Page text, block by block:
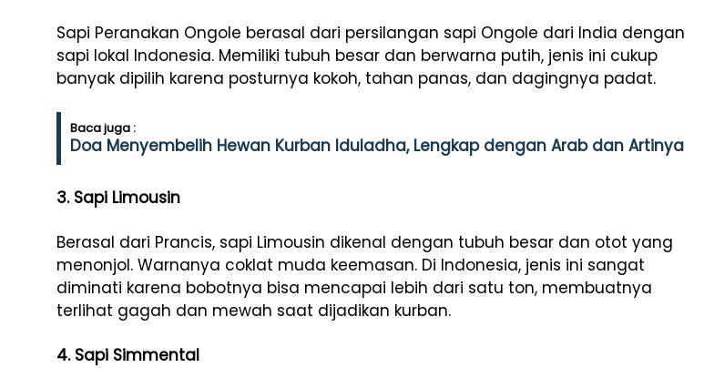
Sapi Peranakan Ongole berasal dari persilangan sapi Ongole dari India dengan
sapi lokal Indonesia. Memiliki tubuh besar dan berwarna putih, jenis ini cukup
banyak dipilih karena posturnya kokoh, tahan panas, dan dagingnya padat.
Baca juga :
Doa Menyembelih Hewan Kurban Iduladha, Lengkap dengan Arab dan Artinya
3. Sapi Limousin
Berasal dari Prancis, sapi Limousin dikenal dengan tubuh besar dan otot yang
menonjol. Warnanya coklat muda keemasan. Di Indonesia, jenis ini sangat
diminati karena bobotnya bisa mencapai lebih dari satu ton, membuatnya
terlihat gagah dan mewah saat dijadikan kurban.
4. Sapi Simmental